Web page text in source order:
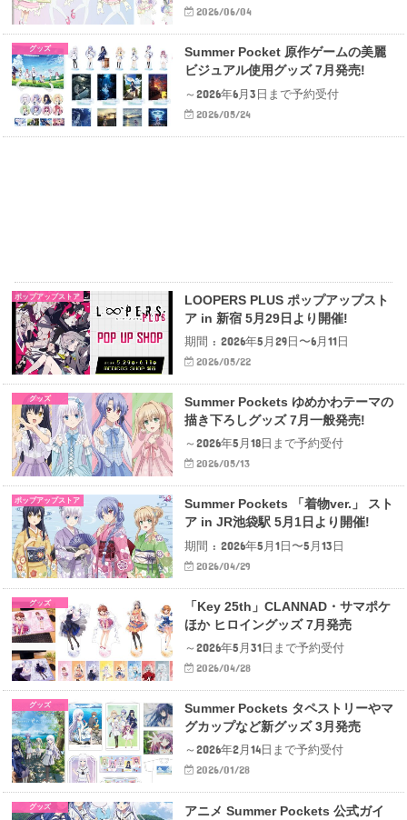
2026/06/04
グッズ
Summer Pocket 原作ゲームの美麗
ビジュアル使用グッズ 7月発売!
～2026年6月3日まで予約受付
2026/05/24
ポップアップストア
LOOPERS PLUS ポップアップスト
ア in 新宿 5月29日より開催!
期間 : 2026年5月29日〜6月11日
2026/05/22
グッズ
Summer Pockets ゆめかわテーマの
描き下ろしグッズ 7月一般発売!
～2026年5月18日まで予約受付
2026/05/13
ポップアップストア
Summer Pockets 「着物ver.」 スト
ア in JR池袋駅 5月1日より開催!
期間 : 2026年5月1日〜5月13日
2026/04/29
グッズ
「Key 25th」CLANNAD・サマポケ
ほか ヒロイングッズ 7月発売
～2026年5月31日まで予約受付
2026/04/28
グッズ
Summer Pockets タペストリーやマ
グカップなど新グッズ 3月発売
～2026年2月14日まで予約受付
2026/01/28
グッズ
アニメ Summer Pockets 公式ガイ